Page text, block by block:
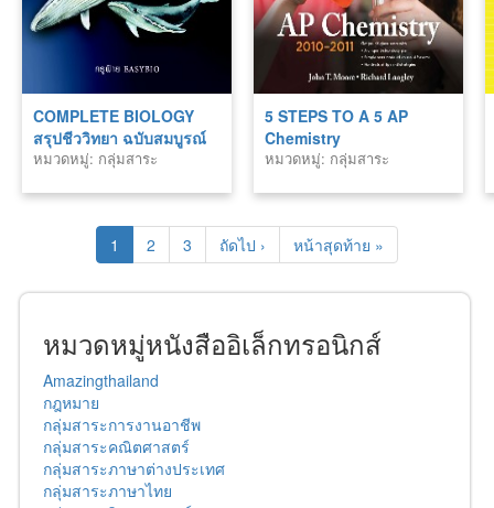
COMPLETE BIOLOGY
สรุปชีววิทยา ฉบับสมบูรณ์
(PDF) ปรับปรุงใหม่ พิมพ์
หมวดหมู่: กลุ่มสาระ
5 STEPS TO A 5 AP
Chemistry
หมวดหมู่: กลุ่มสาระ
1 2 3 ถัดไป › หน้าสุดท้าย »
หมวดหมู่หนังสืออิเล็กทรอนิกส์
Amazingthailand
กฎหมาย
กลุ่มสาระการงานอาชีพ
กลุ่มสาระคณิตศาสตร์
กลุ่มสาระภาษาต่างประเทศ
กลุ่มสาระภาษาไทย